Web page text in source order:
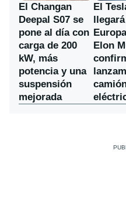
El Changan
Deepal S07 se
pone al día con
carga de 200
kW, más
potencia y una
suspensión
mejorada
El
Elon